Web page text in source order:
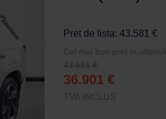
Pret de lista: 43.581 €
Cel mai bun pret in
43.581 €
36.901 €
TVA INCLUS